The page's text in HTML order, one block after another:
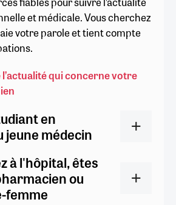
et médicale. Vous cherchez
votre parole et tient compte
qui concerne votre
en
jeune médecin
à l'hôpital, êtes
ou
femme